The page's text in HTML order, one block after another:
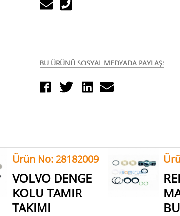
BU ÜRÜNÜ SOSYAL MEDYADA PAYLAŞ:
Ürün No: 28182009
VOLVO DENGE
KOLU TAMIR
TAKIMI